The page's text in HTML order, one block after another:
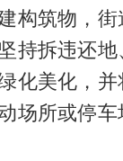
构筑物，
持拆违还地
化美化，
场所或停